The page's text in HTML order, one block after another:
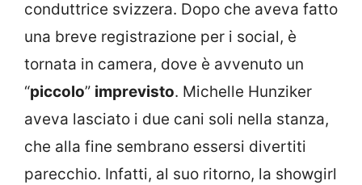
conduttrice svizzera. Dopo che aveva fatto
una breve registrazione per i social, è
tornata in camera, dove è avvenuto un
“piccolo” imprevisto. Michelle Hunziker
aveva lasciato i due cani soli nella stanza,
che alla fine sembrano essersi divertiti
parecchio. Infatti, al suo ritorno, la showgirl